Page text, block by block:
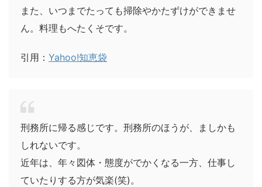
また、いつまでたっても掃除やかたずけができませ
ん。料理もへたくそです。
引用： Yahoo!知恵袋
刑務所に帰る感じです。刑務所のほうが、ましかも
しれないです。
近年は、年々図体・態度がでかくなる一方、仕事し
ていたりする方が気楽(笑)。